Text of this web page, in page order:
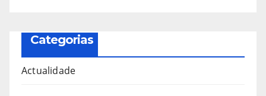
Categorias
Actualidade